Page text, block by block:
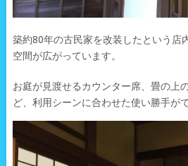
築約80年の古民家を改装したという店
空間が広がっています。
お庭が見渡せるカウンター席、畳の上
ど、利用シーンに合わせた使い勝手が